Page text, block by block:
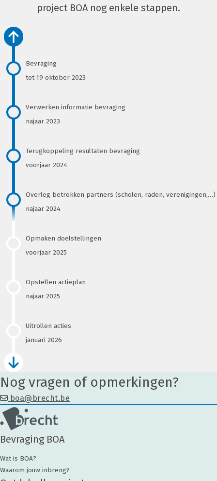
project BOA nog enkele stappen.
Bevraging
tot 19 oktober 2023
Verwerken informatie bevraging
najaar 2023
Terugkoppeling resultaten bevraging
voorjaar 2024
Overleg betrokken partners (scholen, raden, verenigingen,…)
najaar 2024
Opmaken doelstellingen
voorjaar 2025
Opstellen actieplan
najaar 2025
Uitrollen acties
januari 2026
Nog vragen of opmerkingen?
boa@brecht.be
Bevraging BOA
Wat is BOA?
Waarom jouw inbreng?